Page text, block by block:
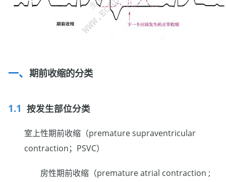
期前收缩的分类
按发生部位分类
室上性期前收缩（premature supraventricular
contraction；PSVC）
房性期前收缩（premature atrial contraction ;